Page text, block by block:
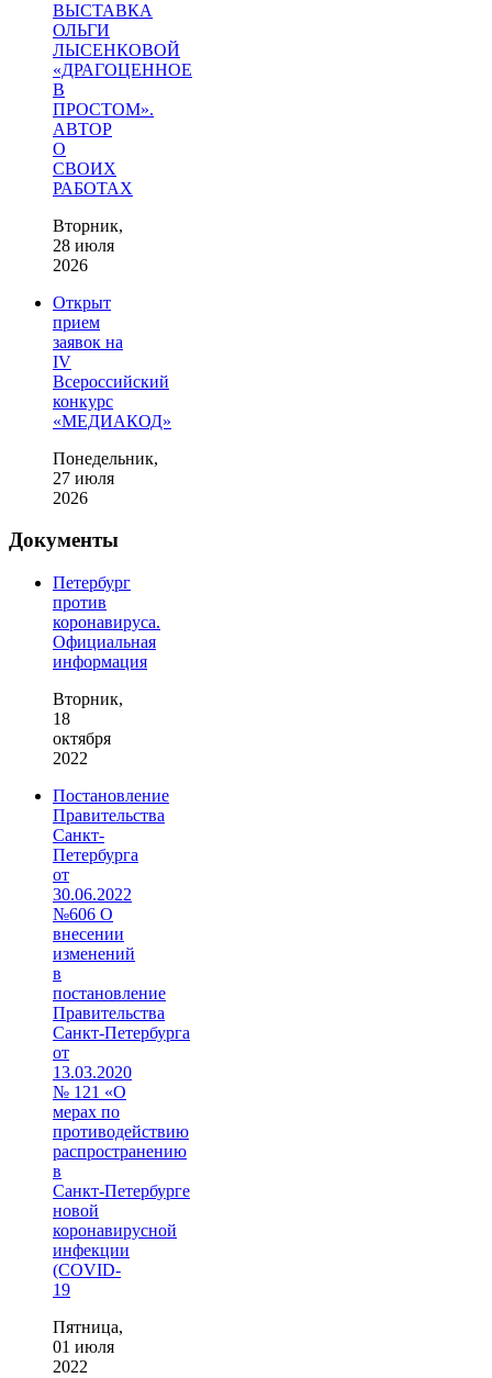
ВЫСТАВКА
ОЛЬГИ
ЛЫСЕНКОВОЙ
«ДРАГОЦЕННОЕ
В
ПРОСТОМ».
АВТОР
О
СВОИХ
РАБОТАХ
Вторник,
28 июля
2026
Открыт
прием
заявок на
IV
Всероссийский
конкурс
«МЕДИАКОД»
Понедельник,
27 июля
2026
Документы
Петербург
против
коронавируса.
Официальная
информация
Вторник,
18
октября
2022
Постановление
Правительства
Санкт-
Петербурга
от
30.06.2022
№606 О
внесении
изменений
в
постановление
Правительства
Санкт‑Петербурга
от
13.03.2020
№ 121 «О
мерах по
противодействию
распространению
в
Санкт‑Петербурге
новой
коронавирусной
инфекции
(COVID-
19
Пятница,
01 июля
2022